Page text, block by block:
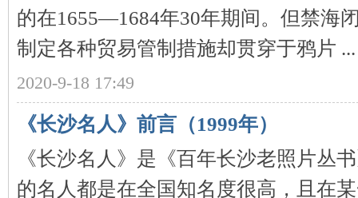
的在1655—1684年30年期间。但禁海
制定各种贸易管制措施却贯穿于鸦片 ...
2020-9-18 17:49
《长沙名人》前言（1999年）
《长沙名人》是《百年长沙老照片丛
的名人都是在全国知名度很高，且在